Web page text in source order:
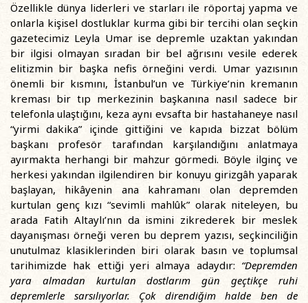
Özellikle dünya liderleri ve starları ile röportaj yapma ve
onlarla kişisel dostluklar kurma gibi bir tercihi olan seçkin
gazetecimiz Leyla Umar ise depremle uzaktan yakından
bir ilgisi olmayan sıradan bir bel ağrısını vesile ederek
elitizmin bir başka nefis örneğini verdi. Umar yazısının
önemli bir kısmını, İstanbul’un ve Türkiye’nin kremanın
kreması bir tıp merkezinin başkanına nasıl sadece bir
telefonla ulaştığını, keza aynı evsafta bir hastahaneye nasıl
“yirmi dakika” içinde gittiğini ve kapıda bizzat bölüm
başkanı profesör tarafından karşılandığını anlatmaya
ayırmakta herhangi bir mahzur görmedi. Böyle ilginç ve
herkesi yakından ilgilendiren bir konuyu girizgâh yaparak
başlayan, hikâyenin ana kahramanı olan depremden
kurtulan genç kızı “sevimli mahlûk” olarak niteleyen, bu
arada Fatih Altaylı’nın da ismini zikrederek bir meslek
dayanışması örneği veren bu deprem yazısı, seçkinciliğin
unutulmaz klasiklerinden biri olarak basın ve toplumsal
tarihimizde hak ettiği yeri almaya adaydır: “Depremden
yara almadan kurtulan dostlarım gün geçtikçe ruhi
depremlerle sarsılıyorlar. Çok direndiğim halde ben de